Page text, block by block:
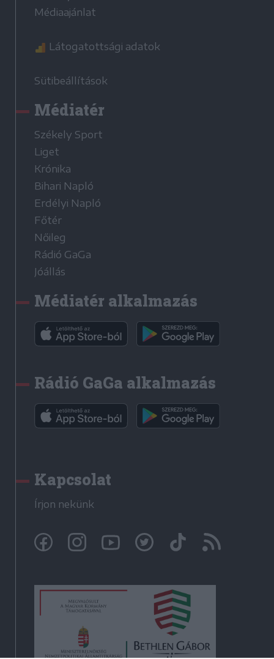
Médiaajánlat
Látogatottsági adatok
Sütibeállítások
Médiatér
Székely Sport
Liget
Krónika
Bihari Napló
Erdélyi Napló
Főtér
Nőileg
Rádió GaGa
Jóállás
Médiatér alkalmazás
Rádió GaGa alkalmazás
Kapcsolat
Írjon nekünk